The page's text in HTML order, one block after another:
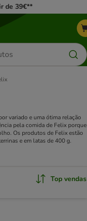
de 39€**
variado e uma ótima relação
pela comida de Felix porque
Os produtos de Felix estão
e em latas de 400 g.
Top vendas